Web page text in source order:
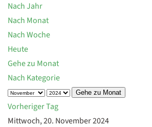
Nach Jahr
Nach Monat
Nach Woche
Heute
Gehe zu Monat
Nach Kategorie
Gehe zu Monat
Vorheriger Tag
Mittwoch, 20. November 2024